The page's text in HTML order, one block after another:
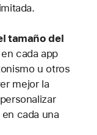
tamaño del
cada app
u otros
mejor la
cada una